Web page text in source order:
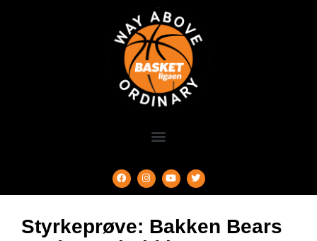
Styrkeprøve: Bakken Bears